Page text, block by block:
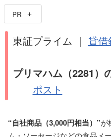
PR
東証プライム ｜ 貸借
プリマハム（2281）
ポスト
“自社商品（3,000円相当）”が